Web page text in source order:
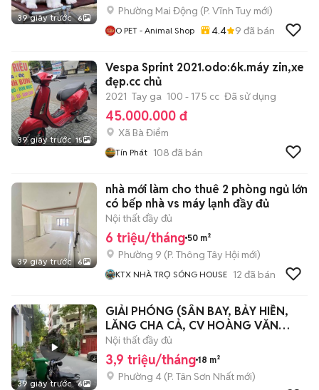
39 giây trước 6
Phường Mai Động (P. Vĩnh Tuy mới)
O PET - Animal Shop 4.4 9 đã bán
39 giây trước 15
Vespa Sprint 2021.odo:6k.máy zin,xe
đẹp.cc chủ
2021 Tay ga 100 - 175 cc Đã sử dụng
45.000.000 đ
Xã Bà Điểm
Tín Phát 108 đã bán
39 giây trước 6
nhà mới làm cho thuê 2 phòng ngủ lớn
có bếp nhà vs máy lạnh đầy đủ
Nội thất đầy đủ
6 triệu/tháng 50 m²
Phường 9 (P. Thông Tây Hội mới)
KTX NHÀ TRỌ SÓNG HOUSE 12 đã bán
39 giây trước 6
GIẢI PHÓNG (SÂN BAY, BẢY HIỀN,
LĂNG CHA CẢ, CV HOÀNG VĂN
THỤ)
Nội thất đầy đủ
3,9 triệu/tháng 18 m²
Phường 4 (P. Tân Sơn Nhất mới)